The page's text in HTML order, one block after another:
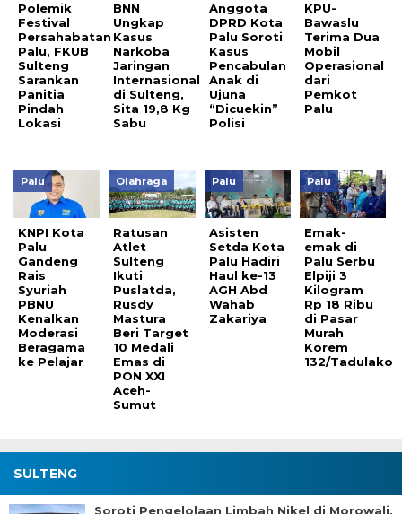
Polemik
Festival
Persahabatan
Palu, FKUB
Sulteng
Sarankan
Panitia
Pindah
Lokasi
BNN
Ungkap
Kasus
Narkoba
Jaringan
Internasional
di Sulteng,
Sita 19,8 Kg
Sabu
Anggota
DPRD Kota
Palu Soroti
Kasus
Pencabulan
Anak di
Ujuna
“Dicuekin”
Polisi
KPU-
Bawaslu
Terima Dua
Mobil
Operasional
dari
Pemkot
Palu
Palu
KNPI Kota
Palu
Gandeng
Rais
Syuriah
PBNU
Kenalkan
Moderasi
Beragama
ke Pelajar
Olahraga
Ratusan
Atlet
Sulteng
Ikuti
Puslatda,
Rusdy
Mastura
Beri Target
10 Medali
Emas di
PON XXI
Aceh-
Sumut
Palu
Asisten
Setda Kota
Palu Hadiri
Haul ke-13
AGH Abd
Wahab
Zakariya
Palu
Emak-
emak di
Palu Serbu
Elpiji 3
Kilogram
Rp 18 Ribu
di Pasar
Murah
Korem
132/Tadulako
SULTENG
Soroti Pengelolaan Limbah Nikel di Morowali,